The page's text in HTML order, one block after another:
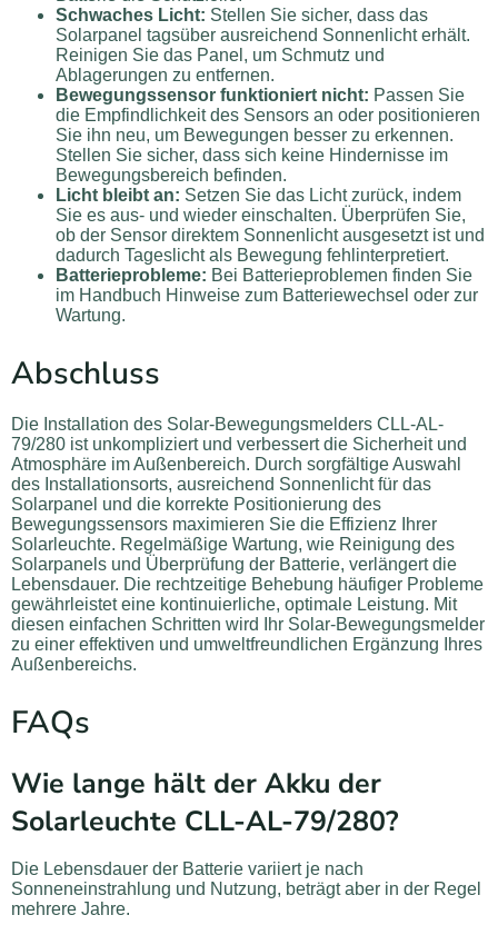
Schwaches Licht: Stellen Sie sicher, dass das
Solarpanel tagsüber ausreichend Sonnenlicht erhält.
Reinigen Sie das Panel, um Schmutz und
Ablagerungen zu entfernen.
Bewegungssensor funktioniert nicht: Passen Sie
die Empfindlichkeit des Sensors an oder positionieren
Sie ihn neu, um Bewegungen besser zu erkennen.
Stellen Sie sicher, dass sich keine Hindernisse im
Bewegungsbereich befinden.
Licht bleibt an: Setzen Sie das Licht zurück, indem
Sie es aus- und wieder einschalten. Überprüfen Sie,
ob der Sensor direktem Sonnenlicht ausgesetzt ist und
dadurch Tageslicht als Bewegung fehlinterpretiert.
Batterieprobleme: Bei Batterieproblemen finden Sie
im Handbuch Hinweise zum Batteriewechsel oder zur
Wartung.
Abschluss
Die Installation des Solar-Bewegungsmelders CLL-AL-
79/280 ist unkompliziert und verbessert die Sicherheit und
Atmosphäre im Außenbereich. Durch sorgfältige Auswahl
des Installationsorts, ausreichend Sonnenlicht für das
Solarpanel und die korrekte Positionierung des
Bewegungssensors maximieren Sie die Effizienz Ihrer
Solarleuchte. Regelmäßige Wartung, wie Reinigung des
Solarpanels und Überprüfung der Batterie, verlängert die
Lebensdauer. Die rechtzeitige Behebung häufiger Probleme
gewährleistet eine kontinuierliche, optimale Leistung. Mit
diesen einfachen Schritten wird Ihr Solar-Bewegungsmelder
zu einer effektiven und umweltfreundlichen Ergänzung Ihres
Außenbereichs.
FAQs
Wie lange hält der Akku der
Solarleuchte CLL-AL-79/280?
Die Lebensdauer der Batterie variiert je nach
Sonneneinstrahlung und Nutzung, beträgt aber in der Regel
mehrere Jahre.